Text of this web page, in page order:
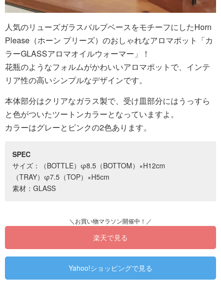
人気のリューズガラスバルブベースをモチーフにしたHorn
Please（ホーン プリーズ）のおしゃれなアロマポット「カ
ラーGLASSアロマオイルウォーマー」！
花瓶のようなフォルムがかわいいアロマポットで、インテ
リア性の高いシンプルなデザインです。
本体部分はクリアなガラス製で、受け皿部分にはうっすら
と色がついたツートンカラーとなっていますよ。
カラーはグレーとピンクの2色あります。
SPEC
サイズ：（BOTTLE）φ8.5（BOTTOM）×H12cm
（TRAY）φ7.5（TOP）×H5cm
素材：GLASS
楽天で見る
Yahoo!ショッピングで見る